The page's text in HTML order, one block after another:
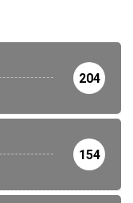
204
154